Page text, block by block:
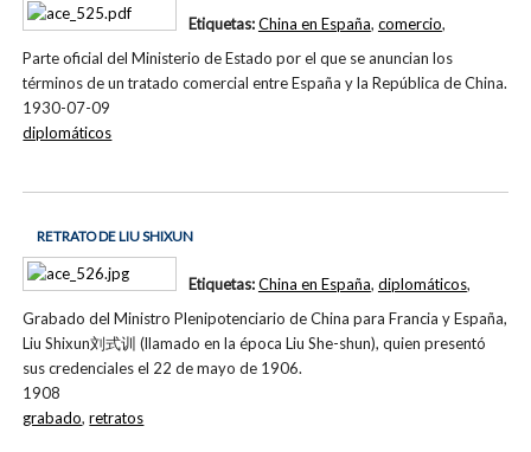
Parte oficial del Ministerio de Estado por el que se anuncian los
términos de un tratado comercial entre España y la República de China.
1930-07-09
Etiquetas:China en España, comercio,
diplomáticos
RETRATO DE LIU SHIXUN
Grabado del Ministro Plenipotenciario de China para Francia y España,
Liu Shixun刘式训 (llamado en la época Liu She-shun), quien presentó
sus credenciales el 22 de mayo de 1906.
1908
Etiquetas:China en España, diplomáticos,
grabado,retratos